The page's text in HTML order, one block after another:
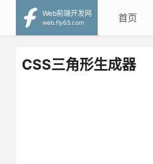
Web前端开发网
web.fly63.com
首页
CSS三角形生成器